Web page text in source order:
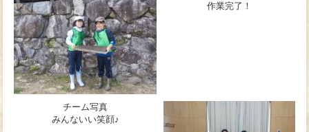
作業完了！
チーム写真
みんないい笑顔♪